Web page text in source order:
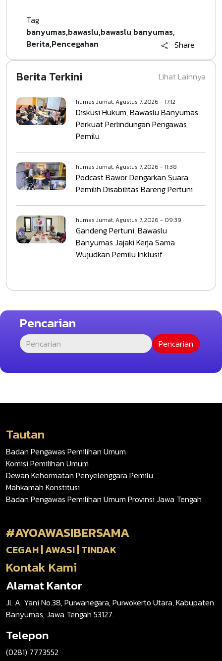
Tag
banyumas bawaslu bawaslu banyumas
Berita Pencegahan Share
Berita Terkini
humas Jumat, Agustus 7, 2026 - 17:12
Diskusi Hukum, Bawaslu Banyumas
Perkuat Perlindungan Pengawas
Pemilu
humas Jumat, Agustus 7, 2026 - 11:38
Podcast Bawor Dengarkan Suara
Pemilih Disabilitas Bareng Pertuni
humas Jumat, Agustus 7, 2026 - 09:39
Gandeng Pertuni, Bawaslu
Banyumas Jajaki Kerja Sama
Wujudkan Pemilu Inklusif
Lihat Lainnya
Pencarian
Tautan
Badan Pengawas Pemilihan Umum
Komisi Pemilihan Umum
Dewan Kehormatan Penyelenggara Pemilu
Mahkamah Konstitusi
Badan Pengawas Pemilihan Umum Provinsi Jawa Tengah
#AYOAWASIBERSAMA
CEGAH | AWASI | TINDAK
Kontak Kami
Alamat Kantor
Jl. A. Yani No.38, Purwanegara, Purwokerto Utara, Kabupaten
Banyumas, Jawa Tengah 53127.
Telepon
(0281) 7773552